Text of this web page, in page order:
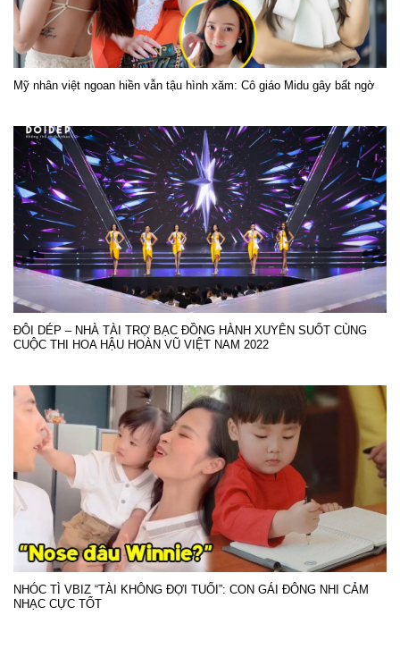
Mỹ nhân việt ngoan hiền vẫn tậu hình xăm: Cô giáo Midu gây bất ngờ
ĐÔI DÉP – NHÀ TÀI TRỢ BẠC ĐỒNG HÀNH XUYÊN SUỐT CÙNG
CUỘC THI HOA HẬU HOÀN VŨ VIỆT NAM 2022
NHÓC TÌ VBIZ “TÀI KHÔNG ĐỢI TUỔI”: CON GÁI ĐÔNG NHI CẢM
NHẠC CỰC TỐT